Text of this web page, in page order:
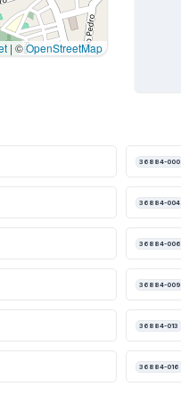
| ©OpenStreetMap
36884-000
36884-004
36884-006
36884-009
36884-013
36884-016